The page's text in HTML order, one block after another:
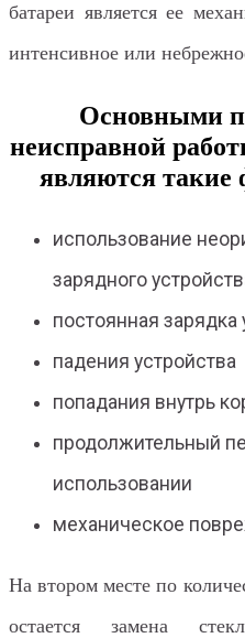
батареи является ее
интенсивное или
Основными
неисправной
являются
использование
зарядного
постоянная зарядка
падения устройства
попадания внутрь
продолжительный
использовании
механическое
На втором месте по
остается замена